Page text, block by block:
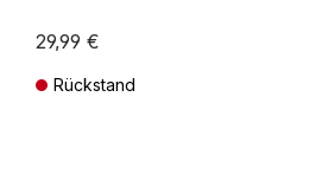
29,99 €
Rückstand